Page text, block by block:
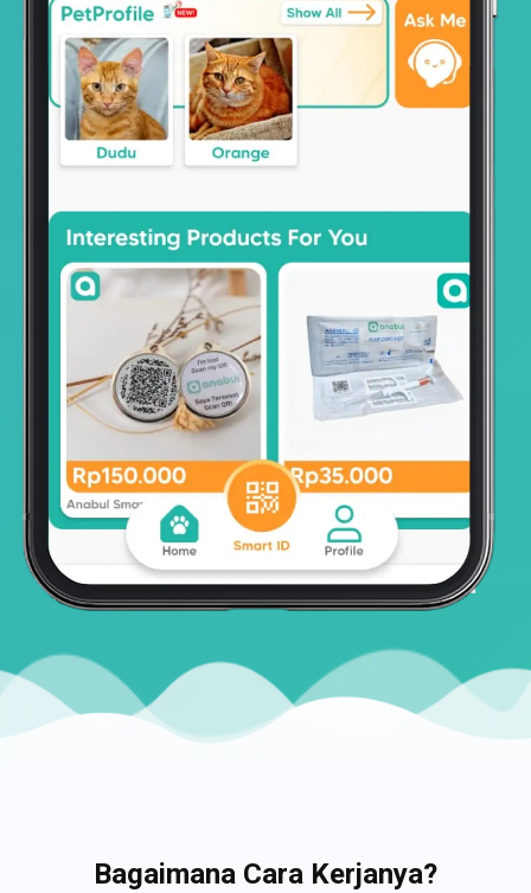
Bagaimana Cara Kerjanya?